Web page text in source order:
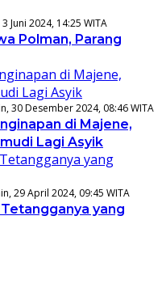
3 Juni 2024, 14:25 WITA
Polman, Parang
30 Desember 2024, 08:46 WITA
di Majene,
Lagi Asyik
29 April 2024, 09:45 WITA
yang